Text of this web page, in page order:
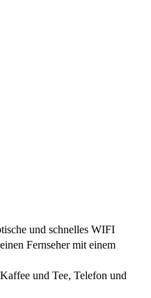
und schnelles WIFI
Fernseher mit einem
und Tee, Telefon und